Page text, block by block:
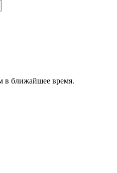
в ближайшее время.